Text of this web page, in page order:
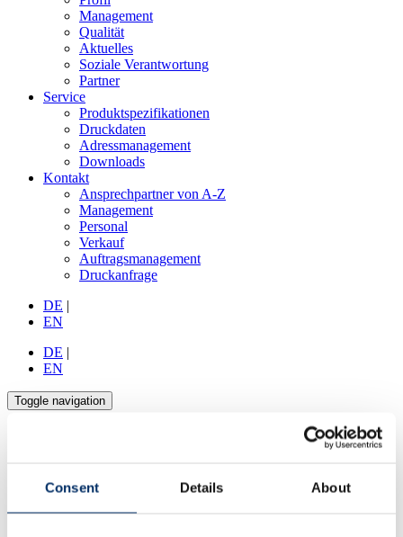
Consent Details About
Management
Qualität
Aktuelles
Soziale Verantwortung
Partner
Service
Produktspezifikationen
Druckdaten
Adressmanagement
Downloads
Kontakt
Ansprechpartner von A-Z
Management
Personal
Verkauf
Auftragsmanagement
Druckanfrage
DE |
EN
DE |
EN
Toggle navigation
Druck
Weiterverarbeitung
Logistik